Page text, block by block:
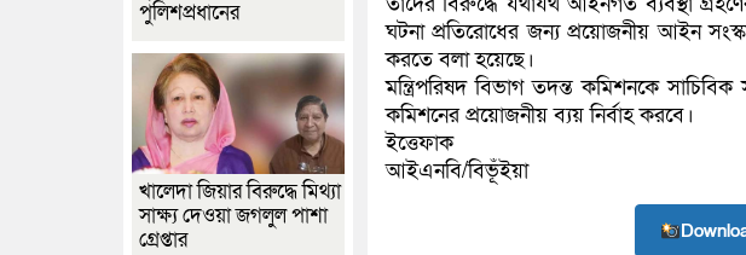
ঘটনা প্রতিরোধের জন্য প্রয়োজনীয় আইন
করতে বলা হয়েছে।
মন্ত্রিপরিষদ বিভাগ তদন্ত কমিশনকে
কমিশনের প্রয়োজনীয় ব্যয় নির্বাহ করবে।
ইত্তেফাক
আইএনবি/বিভূঁইয়া
পুলিশপ্রধানের
খালেদা জিয়ার বিরুদ্ধে মিথ্যা
সাক্ষ্য দেওয়া জগলুল পাশা
গ্রেপ্তার